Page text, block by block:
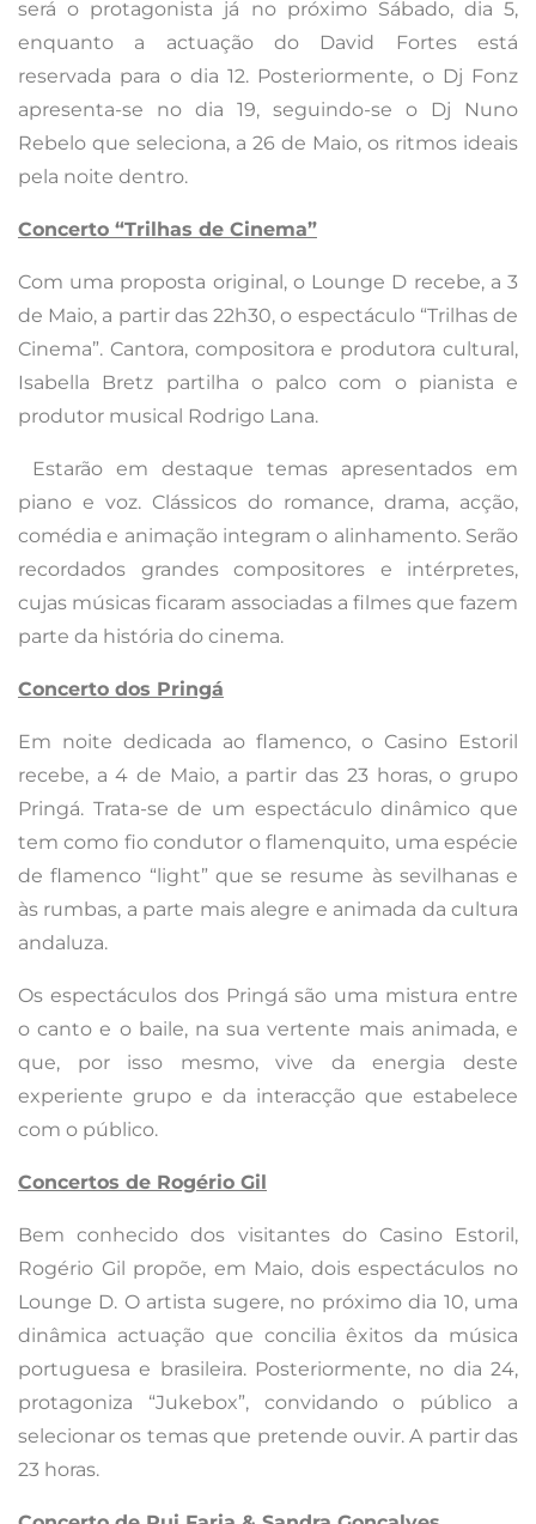
será o protagonista já no próximo Sábado, dia 5,
enquanto a actuação do David Fortes está
reservada para o dia 12. Posteriormente, o Dj Fonz
apresenta-se no dia 19, seguindo-se o Dj Nuno
Rebelo que seleciona, a 26 de Maio, os ritmos ideais
pela noite dentro.
Concerto “Trilhas de Cinema”
Com uma proposta original, o Lounge D recebe, a 3
de Maio, a partir das 22h30, o espectáculo “Trilhas de
Cinema”. Cantora, compositora e produtora cultural,
Isabella Bretz partilha o palco com o pianista e
produtor musical Rodrigo Lana.
Estarão em destaque temas apresentados em
piano e voz. Clássicos do romance, drama, acção,
comédia e animação integram o alinhamento. Serão
recordados grandes compositores e intérpretes,
cujas músicas ficaram associadas a filmes que fazem
parte da história do cinema.
Concerto dos Pringá
Em noite dedicada ao flamenco, o Casino Estoril
recebe, a 4 de Maio, a partir das 23 horas, o grupo
Pringá. Trata-se de um espectáculo dinâmico que
tem como fio condutor o flamenquito, uma espécie
de flamenco “light” que se resume às sevilhanas e
às rumbas, a parte mais alegre e animada da cultura
andaluza.
Os espectáculos dos Pringá são uma mistura entre
o canto e o baile, na sua vertente mais animada, e
que, por isso mesmo, vive da energia deste
experiente grupo e da interacção que estabelece
com o público.
Concertos de Rogério Gil
Bem conhecido dos visitantes do Casino Estoril,
Rogério Gil propõe, em Maio, dois espectáculos no
Lounge D. O artista sugere, no próximo dia 10, uma
dinâmica actuação que concilia êxitos da música
portuguesa e brasileira. Posteriormente, no dia 24,
protagoniza “Jukebox”, convidando o público a
selecionar os temas que pretende ouvir. A partir das
23 horas.